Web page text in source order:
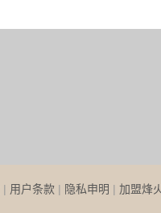
| 用户条款 | 隐私申明 | 加盟烽